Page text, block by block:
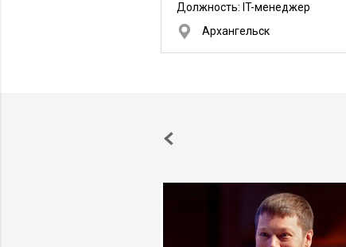
Должность: IT-менеджер
Архангельск